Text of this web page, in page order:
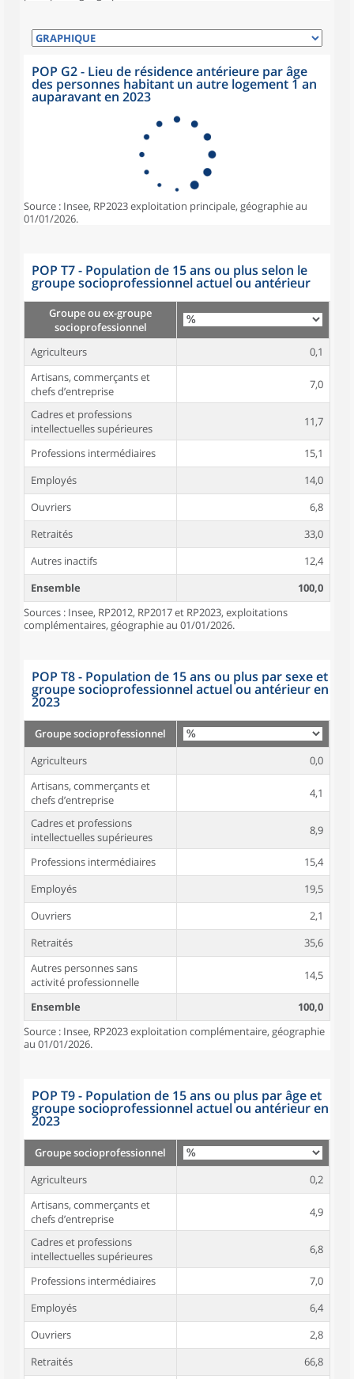
POP G2 - Lieu de résidence antérieure par âge
des personnes habitant un autre logement 1 an
auparavant en 2023
Source : Insee, RP2023 exploitation principale, géographie au
01/01/2026.
POP T7 - Population de 15 ans ou plus selon le
groupe socioprofessionnel actuel ou antérieur
Groupe ou ex-groupe
socioprofessionnel
Agriculteurs
0,1
Artisans, commerçants et
chefs d’entreprise
7,0
Cadres et professions
intellectuelles supérieures
11,7
Professions intermédiaires
15,1
Employés
14,0
Ouvriers
6,8
Retraités
33,0
Autres inactifs
12,4
Ensemble
100,0
Sources : Insee, RP2012, RP2017 et RP2023, exploitations
complémentaires, géographie au 01/01/2026.
POP T8 - Population de 15 ans ou plus par sexe et
groupe socioprofessionnel actuel ou antérieur en
2023
Groupe socioprofessionnel
Agriculteurs
0,0
Artisans, commerçants et
chefs d’entreprise
4,1
Cadres et professions
intellectuelles supérieures
8,9
Professions intermédiaires
15,4
Employés
19,5
Ouvriers
2,1
Retraités
35,6
Autres personnes sans
activité professionnelle
14,5
Ensemble
100,0
Source : Insee, RP2023 exploitation complémentaire, géographie
au 01/01/2026.
POP T9 - Population de 15 ans ou plus par âge et
groupe socioprofessionnel actuel ou antérieur en
2023
Groupe socioprofessionnel
Agriculteurs
0,2
Artisans, commerçants et
chefs d’entreprise
4,9
Cadres et professions
intellectuelles supérieures
6,8
Professions intermédiaires
7,0
Employés
6,4
Ouvriers
2,8
Retraités
66,8